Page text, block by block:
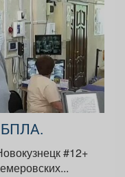
БПЛА.
#12+
в школе против БПЛА Кемеровских...